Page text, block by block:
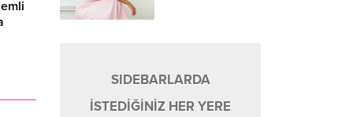
SIDEBARLARDA
İSTEDİĞİNİZ HER YERE